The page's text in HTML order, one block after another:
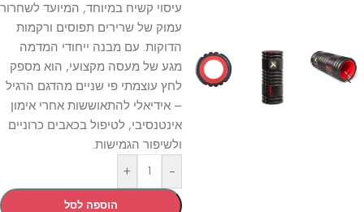
עיסוי קשיח במיוחד, המיועד לשחרור
עמוק של שרירים תפוסים ורקמות
הדוקות. עם מבנה ייחודי המדמה
מגע של מעסה מקצועי, הוא מספק
לחץ עוצמתי פי שניים מהדגם הרגיל
– אידיאלי להתאוששות אחרי אימון
אינטנסיבי, לטיפול בכאבים כרוניים
ולשיפור הגמישות.
-
+
הוספה לסל